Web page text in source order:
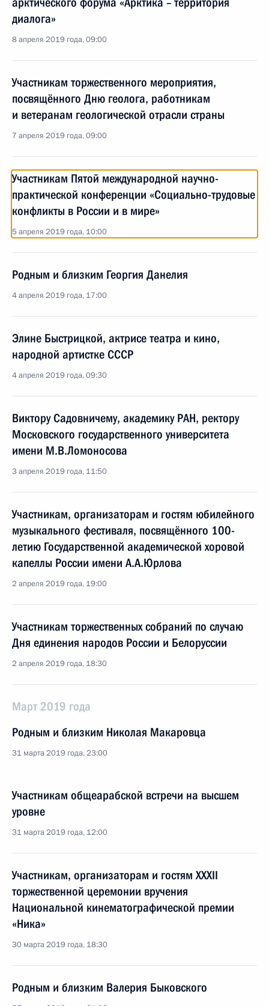
диалога»
8 апреля 2019 года, 09:00
Участникам торжественного мероприятия,
посвящённого Дню геолога, работникам
и ветеранам геологической отрасли страны
7 апреля 2019 года, 09:00
Участникам Пятой международной научно-
практической конференции «Социально-трудовые
конфликты в России и в мире»
5 апреля 2019 года, 10:00
Родным и близким Георгия Данелия
4 апреля 2019 года, 17:00
Элине Быстрицкой, актрисе театра и кино,
народной артистке СССР
4 апреля 2019 года, 09:30
Виктору Садовничему, академику РАН, ректору
Московского государственного университета
имени М.В.Ломоносова
3 апреля 2019 года, 11:50
Участникам, организаторам и гостям юбилейного
музыкального фестиваля, посвящённого 100-
летию Государственной академической хоровой
капеллы России имени А.А.Юрлова
2 апреля 2019 года, 19:00
Участникам торжественных собраний по случаю
Дня единения народов России и Белоруссии
2 апреля 2019 года, 18:30
Март 2019 года
Родным и близким Николая Макаровца
31 марта 2019 года, 23:00
Участникам общеарабской встречи на высшем
уровне
31 марта 2019 года, 12:00
Участникам, организаторам и гостям XXXII
торжественной церемонии вручения
Национальной кинематографической премии
«Ника»
30 марта 2019 года, 18:30
Родным и близким Валерия Быковского